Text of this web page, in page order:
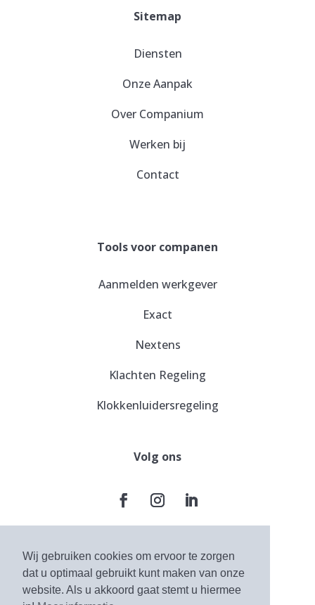
Sitemap
Diensten
Onze Aanpak
Over Companium
Werken bij
Contact
Tools voor companen
Aanmelden werkgever
Exact
Nextens
Klachten Regeling
Klokkenluidersregeling
Volg ons
Algemene voorwaarden
Wij gebruiken cookies om ervoor te zorgen
dat u optimaal gebruikt kunt maken van onze
website. Als u akkoord gaat stemt u hiermee